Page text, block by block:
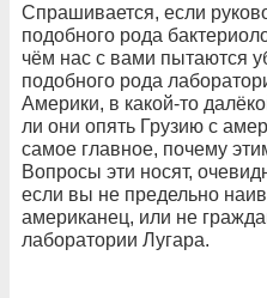
Спрашивается, если
подобного рода
чём нас с вами пытаются
подобного рода
Америки, в какой-то
ли они опять Грузию с
самое главное, почему
Вопросы эти носят,
если вы не предельно
американец, или не
лаборатории Лугара.